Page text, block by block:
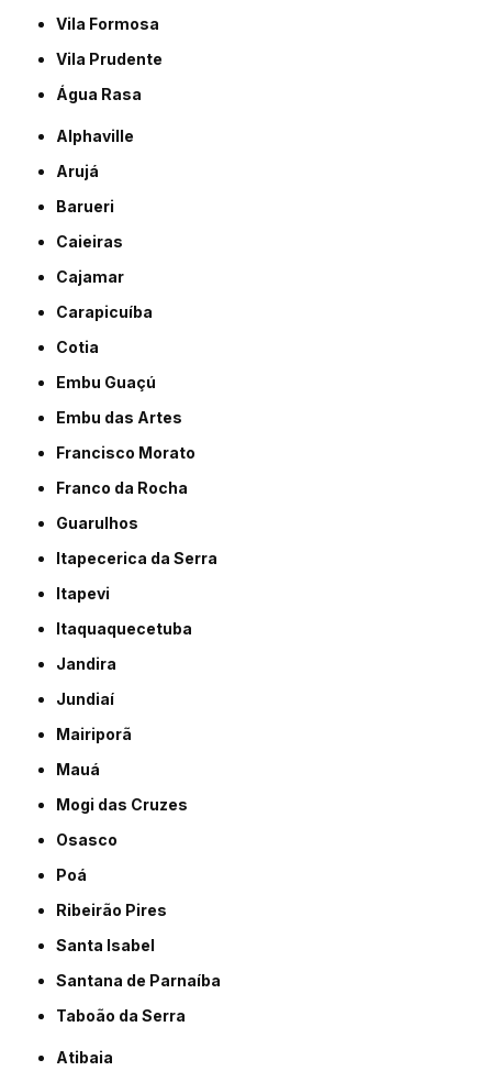
Vila Formosa
Vila Prudente
Água Rasa
Alphaville
Arujá
Barueri
Caieiras
Cajamar
Carapicuíba
Cotia
Embu Guaçú
Embu das Artes
Francisco Morato
Franco da Rocha
Guarulhos
Itapecerica da Serra
Itapevi
Itaquaquecetuba
Jandira
Jundiaí
Mairiporã
Mauá
Mogi das Cruzes
Osasco
Poá
Ribeirão Pires
Santa Isabel
Santana de Parnaíba
Taboão da Serra
Atibaia